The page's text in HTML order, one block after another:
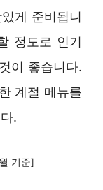
게 준비됩니
정도로 인기
이 좋습니다.
계절 메뉴를
.
기준]